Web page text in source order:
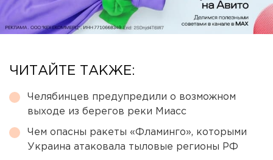
ЧИТАЙТЕ ТАКЖЕ:
Челябинцев предупредили о возможном
выходе из берегов реки Миасс
Чем опасны ракеты «Фламинго», которыми
Украина атаковала тыловые регионы РФ